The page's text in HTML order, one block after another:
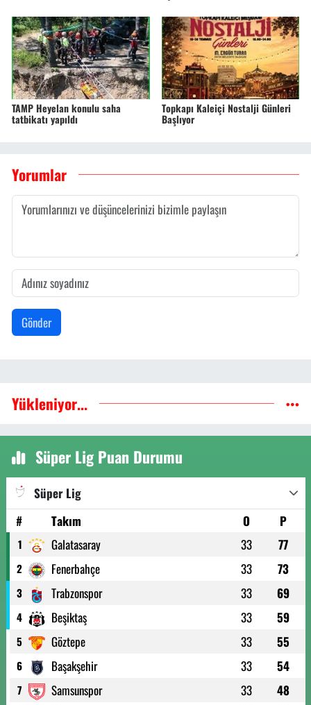
TAMP Heyelan konulu saha
tatbikatı yapıldı
Topkapı Kaleiçi Nostalji Günleri
Başlıyor
Yorumlar
Gönder
Yükleniyor...
Süper Lig Puan Durumu
Süper Lig
#
Takım O P
1 Galatasaray 33 77
2 Fenerbahçe 33 73
3 Trabzonspor 33 69
4 Beşiktaş 33 59
5 Göztepe 33 55
6 Başakşehir 33 54
7 Samsunspor 33 48